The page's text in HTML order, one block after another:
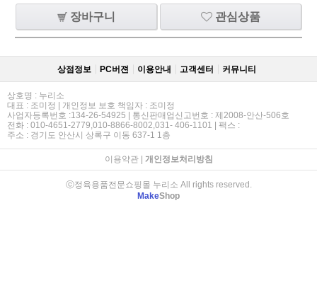
장바구니 관심상품
상점정보 PC버젼 이용안내 고객센터 커뮤니티
상호명 : 누리소
대표 : 조미정 | 개인정보 보호 책임자 : 조미정
사업자등록번호 :134-26-54925 | 통신판매업신고번호 : 제2008-안산-506호
전화 : 010-4651-2779,010-8866-8002,031- 406-1101 | 팩스 :
주소 : 경기도 안산시 상록구 이동 637-1 1층
이용약관| 개인정보처리방침
ⓒ정육용품전문쇼핑몰 누리소 All rights reserved.
MakeShop